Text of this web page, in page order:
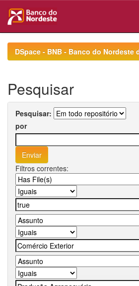
navigationDSpace - BNB - Banco do Nordeste
Pesquisar
Pesquisar:
por
Filtros correntes: